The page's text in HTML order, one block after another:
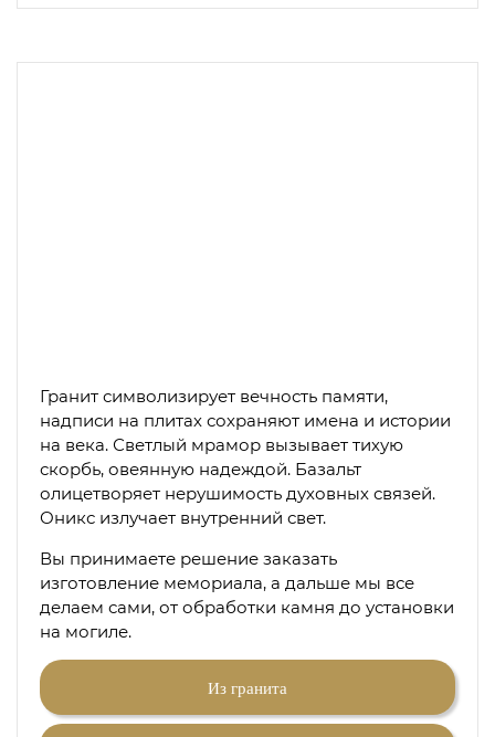
Гранит символизирует вечность памяти,
надписи на плитах сохраняют имена и истории
на века. Светлый мрамор вызывает тихую
скорбь, овеянную надеждой. Базальт
олицетворяет нерушимость духовных связей.
Оникс излучает внутренний свет.
Вы принимаете решение заказать
изготовление мемориала, а дальше мы все
делаем сами, от обработки камня до установки
на могиле.
Из гранита